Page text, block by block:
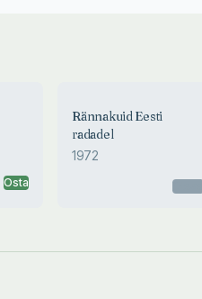
Osta
Rännakuid Eesti
radadel
1972